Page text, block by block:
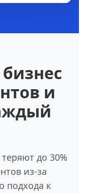
и
до 30%
из-за
подхода к